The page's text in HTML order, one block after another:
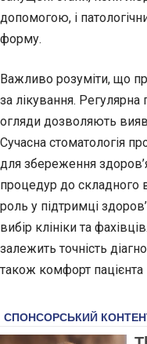
допомогою, і
форму.
Важливо розуміти, що
за лікування. Регулярна
огляди дозволяють
Сучасна стоматологія
для збереження
процедур до складного
роль у підтримці
вибір клініки та
залежить точність
також комфорт пацієнта